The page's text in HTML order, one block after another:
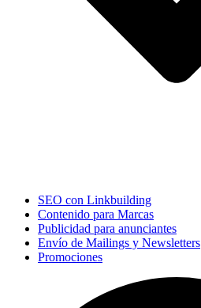
SEO con Linkbuilding
Contenido para Marcas
Publicidad para anunciantes
Envío de Mailings y Newsletters
Promociones